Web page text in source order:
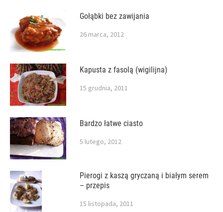
Gołąbki bez zawijania
26 marca, 2012
Kapusta z fasolą (wigilijna)
15 grudnia, 2011
Bardzo łatwe ciasto
5 lutego, 2012
Pierogi z kaszą gryczaną i białym serem
– przepis
15 listopada, 2011